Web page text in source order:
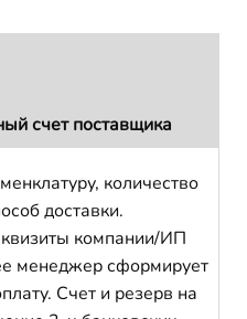
счет поставщика
количество
доставки.
компании/ИП
менеджер сформирует
Счет и резерв на